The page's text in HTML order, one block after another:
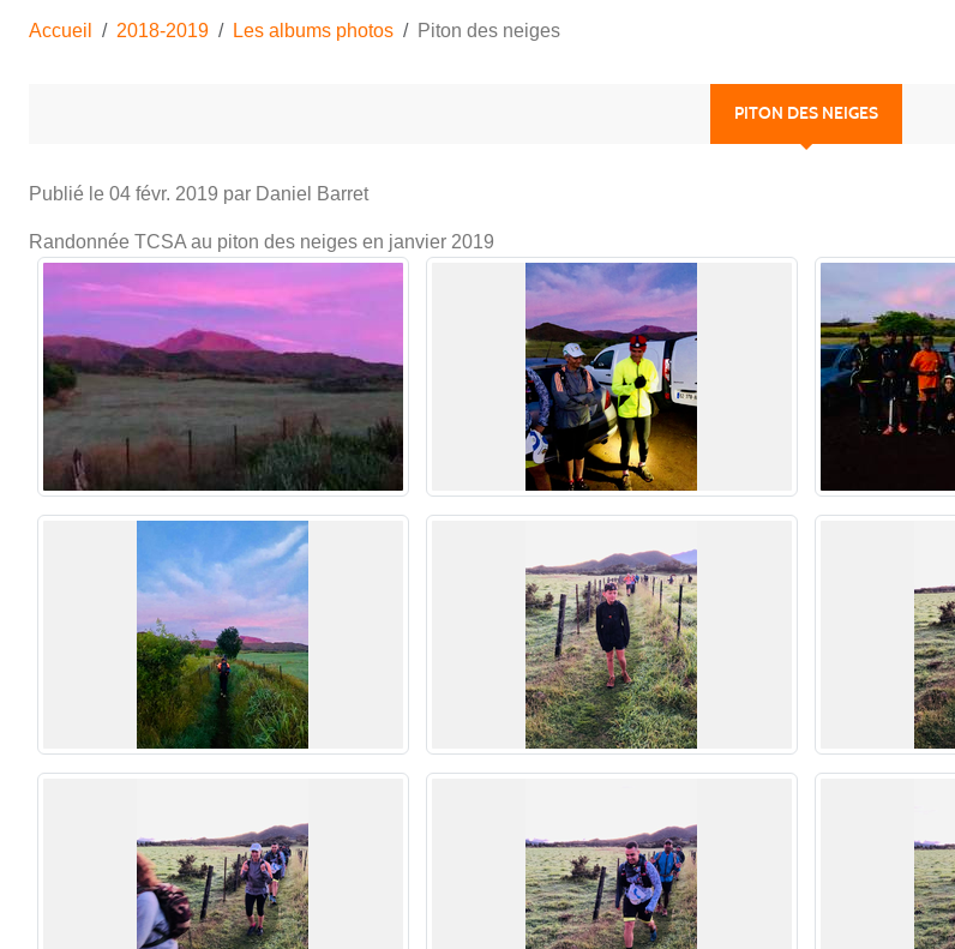
Accueil 2018-2019 Les albums photos Piton des neiges
PITON DES NEIGES
Publié le 04 févr. 2019 par Daniel Barret
Randonnée TCSA au piton des neiges en janvier 2019